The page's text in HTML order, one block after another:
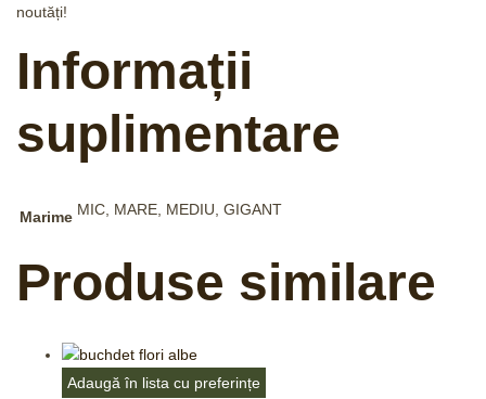
noutăți!
Informații
suplimentare
Marime MIC, MARE, MEDIU, GIGANT
Produse similare
Adaugă în lista cu preferințe